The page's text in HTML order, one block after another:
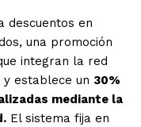
descuentos en
una promoción
integran la red
establece un 30%
mediante la
El sistema fija en